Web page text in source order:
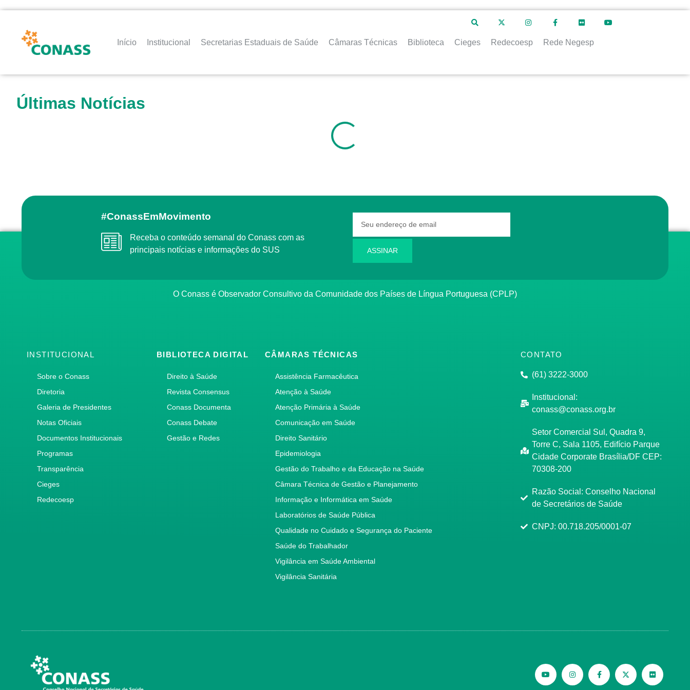
Início Institucional Secretarias Estaduais de Saúde Câmaras Técnicas Biblioteca Cieges Redecoesp Rede Negesp
Últimas Notícias
#ConassEmMovimento
Receba o conteúdo semanal do Conass com as
principais notícias e informações do SUS
ASSINAR
O Conass é Observador Consultivo da Comunidade dos Países de Língua Portuguesa (CPLP)
INSTITUCIONAL
Sobre o Conass
Diretoria
Galeria de Presidentes
Notas Oficiais
Documentos Institucionais
Programas
Transparência
Cieges
Redecoesp
BIBLIOTECA DIGITAL
Direito à Saúde
Revista Consensus
Conass Documenta
Conass Debate
Gestão e Redes
CÂMARAS TÉCNICAS
Assistência Farmacêutica
Atenção à Saúde
Atenção Primária à Saúde
Comunicação em Saúde
Direito Sanitário
Epidemiologia
Gestão do Trabalho e da Educação na Saúde
Câmara Técnica de Gestão e Planejamento
Informação e Informática em Saúde
Laboratórios de Saúde Pública
Qualidade no Cuidado e Segurança do Paciente
Saúde do Trabalhador
Vigilância em Saúde Ambiental
Vigilância Sanitária
CONTATO
(61) 3222-3000
Institucional:
conass@conass.org.br
Setor Comercial Sul, Quadra 9,
Torre C, Sala 1105, Edifício Parque
Cidade Corporate Brasília/DF CEP:
70308-200
Razão Social: Conselho Nacional
de Secretários de Saúde
CNPJ: 00.718.205/0001-07